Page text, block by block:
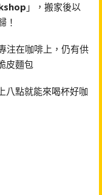
」，搬家後以
！
注在咖啡上，仍有供
皮麵包
八點就能來喝杯好咖